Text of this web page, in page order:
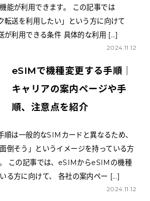
能が利用できます。 この記事では
転送を利用したい」という方に向けて
が利用できる条件 具体的な利用 […]
2024.11.12
eSIMで機種変更する手順｜
キャリアの案内ページや手
順、注意点を紹介
は一般的なSIMカードと異なるため、
倒そう」というイメージを持っている方
この記事では、eSIMからeSIMの機種
る方に向けて、 各社の案内ペー […]
2024.11.12